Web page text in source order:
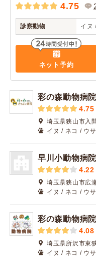
4.75
診察動物 イヌ
ネット予約
彩の森動物病院
4.75
埼玉県狭山市入
イヌ / ネコ / ウ
早川小動物病院
4.22
埼玉県狭山市広
イヌ / ネコ / ウ
彩の森動物病
4.08
埼玉県所沢市東
イヌ / ネコ / ウ